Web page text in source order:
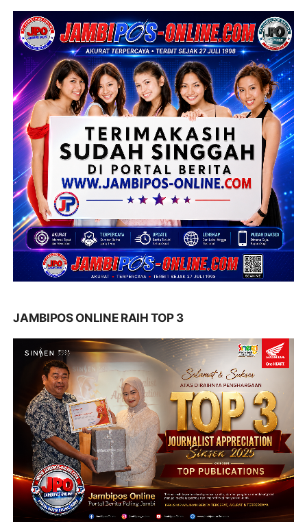
JAMBIPOS ONLINE RAIH TOP 3